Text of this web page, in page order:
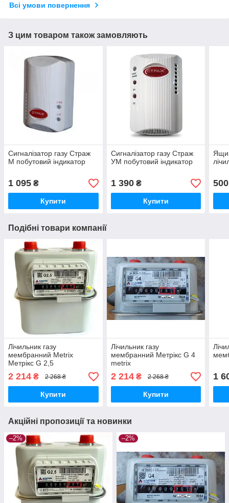
Всі умови повернення
З цим товаром також замовляють
Сигналізатор газу Страж
М побутовий індикатор
1 095 ₴
Купити
Сигналізатор газу Страж
УМ побутовий індикатор
1 390₴
Купити
500
Подібні товари компанії
Лічильник газу
мембранний Metrix
Метрікс G 2,5
2 214 ₴ 2 268 ₴
Купити
Лічильник газу
мембранний Метрікс G 4
metrix
2 214₴ 2 268 ₴
Купити
1
Акційні пропозиції та новинки
–2% –2%